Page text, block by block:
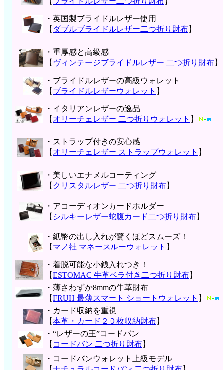
・英国製ブライドルレザー使用
【 ダブルブライドルレザー二つ折り財布】
・重厚感と高級感
【 ヴィンテージブライドルレザー 二つ折り財布】
・ブライドルレザーの高級ウォレット
【 ブライドルレザーウォレット 】
・イタリアンレザーの逸品
【 オリーチェレザー 二つ折りウォレット 】
・ストラップ付きの安心感
【 オリーチェレザー ストラップウォレット 】
・美しいエナメルコーティング
【 クリスタルレザー 二つ折り財布】
・アコーディオンカードホルダー
【 シルキーレザー蛇腹カード二つ折り財布】
・紙幣の出し入れが驚くほどスムーズ！
【 マノ社 マネースルーウォレット 】
・着脱可能な小銭入れつき！
【ESTOMAC 牛革ベラ付き二つ折り財布】
・薄さわずか8mmの牛革財布
【FRUH 最薄スマート ショートウォレット 】
・カード収納を重視
【本革・カード２０枚収納財布】
・“レザーの王”コードバン
【 コードバン 二つ折り財布】
・コードバンウォレット上級モデル